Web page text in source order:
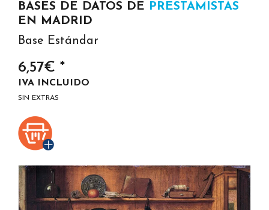
BASES DE DATOS DE PRESTAMISTAS
EN MADRID
Base Estándar
6,57€ *
IVA INCLUIDO
SIN EXTRAS